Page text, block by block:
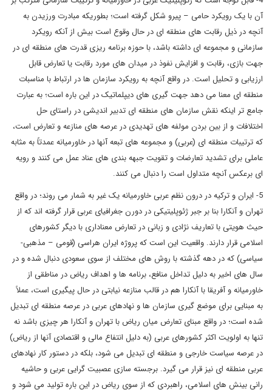
آن با یک رویکرد حامی – پیرو شکل گرفته است؛ بطوریکه مبادرت ورزیدن به
آنچه در ذیل رقابت های منطقه ای در حال وقوع است بیش از آنکه رویکرد
سازمانی و مجموعه ای داشته باشد، با حوزه برنامه ریزی قدرت های منطقه ای در
جهت بازی، رقابت و افزایش نفوذ در میدان های مورد رقابت یا تعارض قابل
ارزیابی و تحلیل است. در واقع آنچه به رویکرد سازمان ها در ارتباط با مناسبات
منطقه ای معنا می دهد جهت گیری های دیپلماتیک در این باره است؛ به عبارت
جامع تر اینکه نقش سازمان های منطقه ای تدبیر اندیشی در راستای حل
اختلافات و از بین بردن مولفه های تهدیدی در عرصه های منازعه و تعارض است،
که ترتیبات منطقه ای (عربی) و مجموعه های تبعه آنها در خاورمیانه عمدتاً به مثابه
عاملی برای تشدید تعارضات و تقویت جبهه بندی های عناد عمل می کنند و رویه
ای برعکس آنچه متداول است را دنبال می کنند.
5- ایران و ترکیه در درون نظم عربی خاورمیانه یک غیر به شمار می روند؛ در واقع
تهران و آنکارا بنا بر جبر ژئوپلیتیکی در دورن جغرافیای عربی قرار گرفته اند که از
حیث هویتی با تعاریف نژادی و زبانی در تعارض معناداری با دیگر کشورهای
اسلامی قرار دارند. واقعیت این است که پروژه ایران هراسی (قومی – مذهبی-
سیاسی) که در دهه گذشته با روش های مختلف از سوی سعودی دنبال شده و در
سال های اخیر به دلیل تداخل منافع، برنامه ها و اهداف ریاض در مناطقی از
خاورمیانه و آفریقا با آنکارا هم در قالب منازعه نیابتی در حال پیگیری است، عملاً
به مبنایی برای موضع گیری سازمان ها و نهادهای عربی در عرصه منطقه ای تبدیل
شده است؛ در واقع مبنای تعارض میان ریاض با تهران و آنکارا هر چیزی باشد نه
تنها به اولویت اکثر کشورهای عربی (به دلیل انتفاع مالی و اقتصادی آنها از ریاض)
در عرصه سیاست خارجی و منطقه ای تبدیل می شود، بلکه در دستور کار نهادهای
عربی منطقه ای نیز قرار می گیرد. برجسته سازی عصبیت گرایی عربی و حاشیه
رانی بینش های اسلامی، راهبردی که از سوی ریاض در این باره تولید می شود و